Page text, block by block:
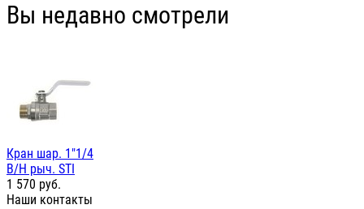
Вы недавно смотрели
Кран шар. 1"1/4
В/Н рыч. STI
1 570 руб.
Наши контакты